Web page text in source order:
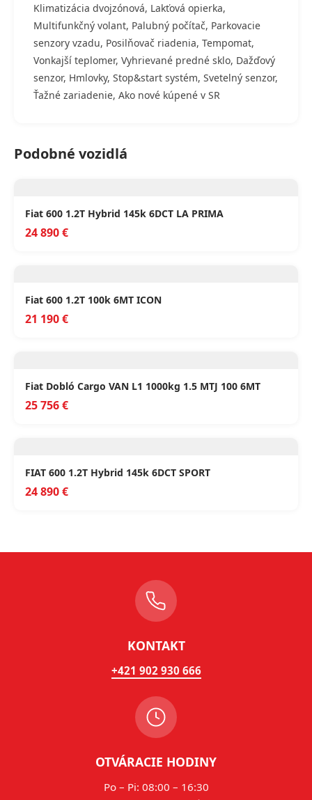
Klimatizácia dvojzónová, Lakťová opierka,
Multifunkčný volant, Palubný počítač, Parkovacie
senzory vzadu, Posilňovač riadenia, Tempomat,
Vonkajší teplomer, Vyhrievané predné sklo, Dažďový
senzor, Hmlovky, Stop&start systém, Svetelný senzor,
Ťažné zariadenie, Ako nové kúpené v SR
Podobné vozidlá
Fiat 600 1.2T Hybrid 145k 6DCT LA PRIMA
24 890 €
Fiat 600 1.2T 100k 6MT ICON
21 190 €
Fiat Dobló Cargo VAN L1 1000kg 1.5 MTJ 100 6MT
25 756 €
FIAT 600 1.2T Hybrid 145k 6DCT SPORT
24 890 €
KONTAKT
+421 902 930 666
OTVÁRACIE HODINY
Po – Pi: 08:00 – 16:30